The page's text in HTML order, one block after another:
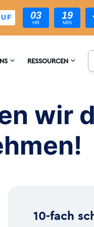
03
HR
19
MIN
RESSOURCEN
BLOG
wir
10-fach